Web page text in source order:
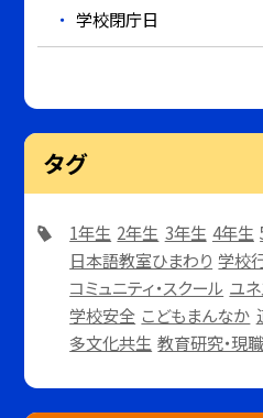
学校閉庁日
タグ
1年生 2年生 3年生 4年生
日本語教室ひまわり 学校
コミュニティ・スクール ユ
学校安全 こどもまんなか
多文化共生 教育研究・現